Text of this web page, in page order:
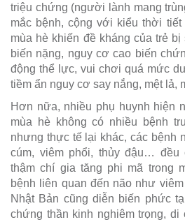
triệu chứng (người lành mang
mắc bệnh, cộng với kiểu thời
mùa hè khiến đề kháng của trẻ
biến nặng, nguy cơ cao biến
động thể lực, vui chơi quá mức
tiềm ẩn nguy cơ say nắng, mệt lả,
Hơn nữa, nhiều phụ huynh hiện
mùa hè không có nhiều bệnh
nhưng thực tế lại khác, các bệnh
cúm, viêm phổi, thủy đậu… đều
thậm chí gia tăng phi mã trong
bệnh liên quan đến não như
Nhật Bản cũng diễn biến phức
chứng thần kinh nghiêm trọng,